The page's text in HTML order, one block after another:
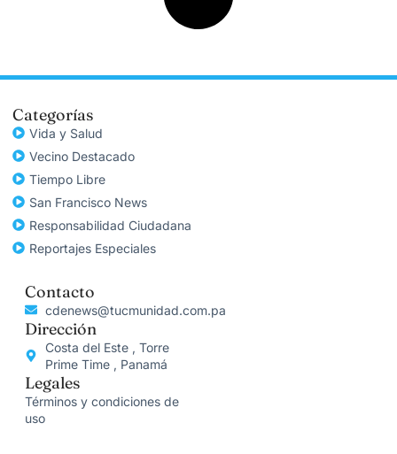
Categorías
Vida y Salud
Vecino Destacado
Tiempo Libre
San Francisco News
Responsabilidad Ciudadana
Reportajes Especiales
Contacto
cdenews@tucmunidad.com.pa
Dirección
Costa del Este , Torre
Prime Time , Panamá
Legales
Términos y condiciones de
uso